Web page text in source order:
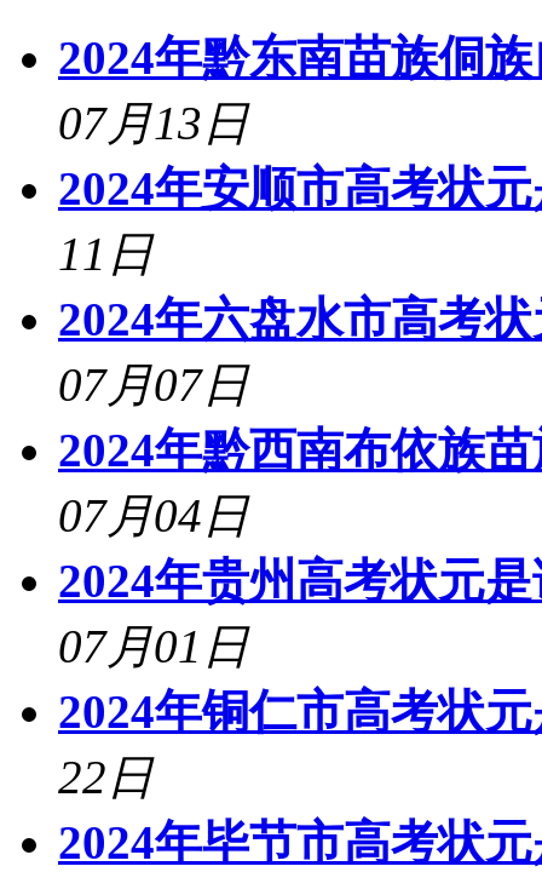
2024年黔东南苗族侗
07月13日
2024年安顺市高考状
11日
2024年六盘水市高考
07月07日
2024年黔西南布依族
07月04日
2024年贵州高考状元
07月01日
2024年铜仁市高考状
22日
2024年毕节市高考状